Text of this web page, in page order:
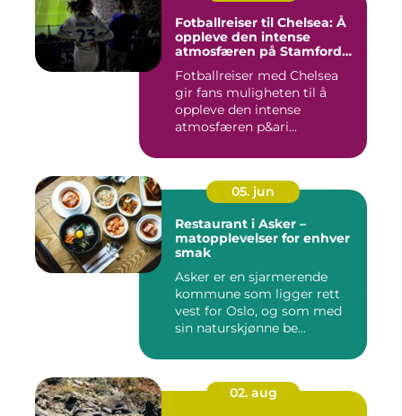
Fotballreiser til Chelsea: Å
oppleve den intense
atmosfæren på Stamford
Fotballreiser med Chelsea
gir fans muligheten til å
oppleve den intense
atmosfæren p&ari...
05. jun
Restaurant i Asker –
matopplevelser for enhver
smak
Asker er en sjarmerende
kommune som ligger rett
vest for Oslo, og som med
sin naturskjønne be...
02. aug